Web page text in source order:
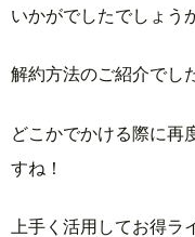
いかがでしたでしょう
解約方法のご紹介でし
どこかでかける際に再
すね！
上手く活用してお得ラ